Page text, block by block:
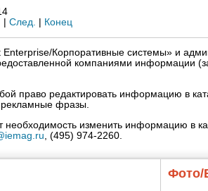
След. Конец
Корпоративные системы» и
компаниями информации
право редактировать информацию в
рекламные фразы.
необходимость изменить информацию в
, (495) 974-2260.
Фото/